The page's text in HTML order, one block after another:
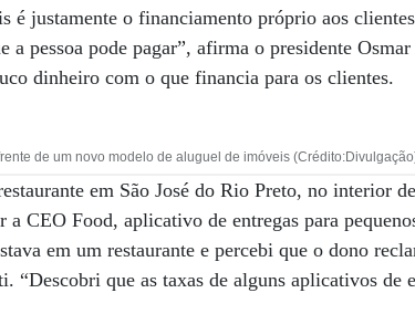
é justamente o financiamento próprio aos
a pessoa pode pagar”, afirma o presidente
dinheiro com o que financia para os clientes.
de um novo modelo de aluguel de imóveis
em São José do Rio Preto, no interior
a CEO Food, aplicativo de entregas para
em um restaurante e percebi que o dono
“Descobri que as taxas de alguns aplicativos de